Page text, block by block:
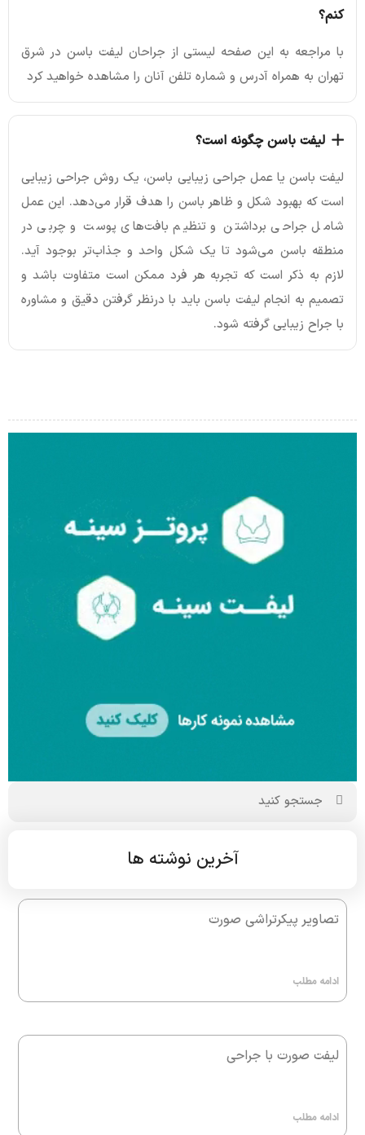
کنم؟
با مراجعه به این صفحه لیستی از جراحان لیفت باسن در شرق
تهران به همراه آدرس و شماره تلفن آنان را مشاهده خواهید کرد
لیفت باسن چگونه است؟
لیفت باسن یا عمل جراحی زیبایی باسن، یک روش جراحی زیبایی
است که بهبود شکل و ظاهر باسن را هدف قرار می‌دهد. این عمل
شامل جراحی برداشتن و تنظیم بافت‌های پوست و چربی در
منطقه باسن می‌شود تا یک شکل واحد و جذاب‌تر بوجود آید.
لازم به ذکر است که تجربه هر فرد ممکن است متفاوت باشد و
تصمیم به انجام لیفت باسن باید با درنظر گرفتن دقیق و مشاوره
با جراح زیبایی گرفته شود.
آخرین نوشته ها
تصاویر پیکرتراشی صورت
ادامه مطلب
لیفت صورت با جراحی
ادامه مطلب